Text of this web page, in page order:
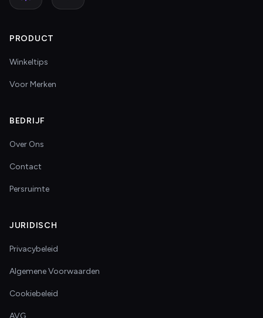
PRODUCT
Winkeltips
Voor Merken
BEDRIJF
Over Ons
Contact
Persruimte
JURIDISCH
Privacybeleid
Algemene Voorwaarden
Cookiebeleid
AVG